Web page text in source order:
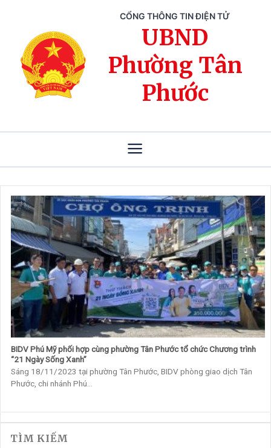
CỔNG THÔNG TIN ĐIỆN TỬ
UBND
Phường Tân
Phước
BIDV Phú Mỹ phối hợp cùng phường Tân Phước tổ chức Chương trình
“21 Ngày Sống Xanh”
Sáng 18/11/2023 tại phường Tân Phước, BIDV phòng giao dịch Tân
Phước, chi nhánh Phú...
TÌM KIẾM